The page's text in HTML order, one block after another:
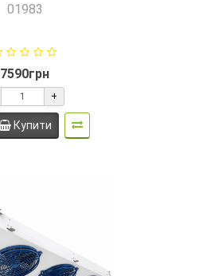
01983
7590грн
+
Купити